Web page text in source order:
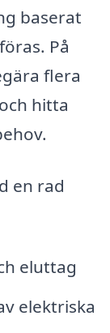
baserat
På
flera
hitta
en rad
eluttag
elektriska